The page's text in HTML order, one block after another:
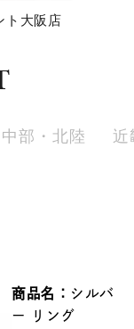
ト大阪店
中部・北陸 近
商品名： シルバ
ー リング